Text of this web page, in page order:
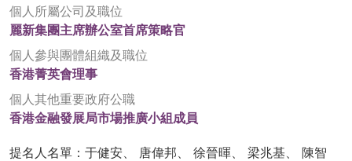
個人所屬公司及職位
麗新集團主席辦公室首席策略官
個人參與團體組織及職位
香港菁英會理事
個人其他重要政府公職
香港金融發展局市場推廣小組成員
提名人名單：于健安、 唐偉邦、 徐晉暉、 梁兆基、 陳智